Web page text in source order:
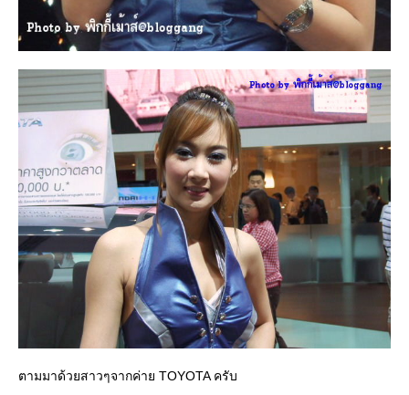
ตามมาด้วยสาวๆจากค่าย TOYOTA ครับ